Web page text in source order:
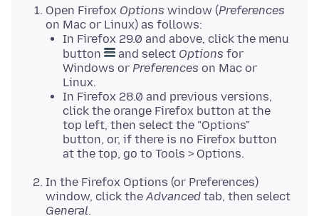
Open Firefox Options window (Preferences
on Mac or Linux) as follows:
In Firefox 29.0 and above, click the menu
button
and select Options for
Windows or Preferences on Mac or
Linux.
In Firefox 28.0 and previous versions,
click the orange Firefox button at the
top left, then select the "Options"
button, or, if there is no Firefox button
at the top, go to Tools > Options.
In the Firefox Options (or Preferences)
window, click the Advanced tab, then select
General.